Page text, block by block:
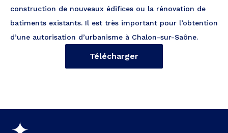
construction de nouveaux édifices ou la rénovation de
batiments existants. Il est très important pour l’obtention
d’une autorisation d’urbanisme à Chalon-sur-Saône.
Télécharger